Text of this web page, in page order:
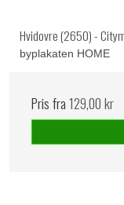
Hvidovre (2650) -
byplakaten HOME
Pris fra129,00 kr